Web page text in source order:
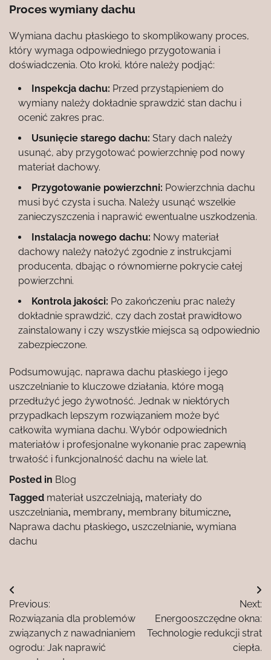
Proces wymiany dachu
Wymiana dachu płaskiego to skomplikowany proces,
który wymaga odpowiedniego przygotowania i
doświadczenia. Oto kroki, które należy podjąć:
Inspekcja dachu: Przed przystąpieniem do
wymiany należy dokładnie sprawdzić stan dachu i
ocenić zakres prac.
Usunięcie starego dachu: Stary dach należy
usunąć, aby przygotować powierzchnię pod nowy
materiał dachowy.
Przygotowanie powierzchni: Powierzchnia dachu
musi być czysta i sucha. Należy usunąć wszelkie
zanieczyszczenia i naprawić ewentualne uszkodzenia.
Instalacja nowego dachu: Nowy materiał
dachowy należy nałożyć zgodnie z instrukcjami
producenta, dbając o równomierne pokrycie całej
powierzchni.
Kontrola jakości: Po zakończeniu prac należy
dokładnie sprawdzić, czy dach został prawidłowo
zainstalowany i czy wszystkie miejsca są odpowiednio
zabezpieczone.
Podsumowując, naprawa dachu płaskiego i jego
uszczelnianie to kluczowe działania, które mogą
przedłużyć jego żywotność. Jednak w niektórych
przypadkach lepszym rozwiązaniem może być
całkowita wymiana dachu. Wybór odpowiednich
materiałów i profesjonalne wykonanie prac zapewnią
trwałość i funkcjonalność dachu na wiele lat.
Posted in Blog
Tagged materiał uszczelniają, materiały do
uszczelniania, membrany, membrany bitumiczne,
Naprawa dachu płaskiego, uszczelnianie, wymiana
dachu
Nawigacja
wpisu
Previous:
Rozwiązania dla problemów
związanych z nawadnianiem
ogrodu: Jak naprawić
Next:
Energooszczędne okna:
Technologie redukcji strat
ciepła.